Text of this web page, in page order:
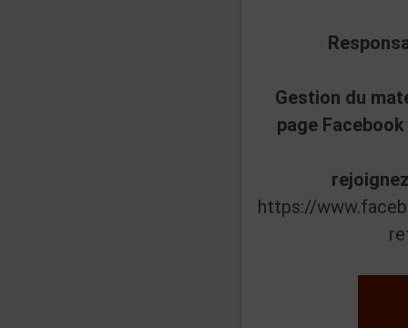
Gestion du
page
https://